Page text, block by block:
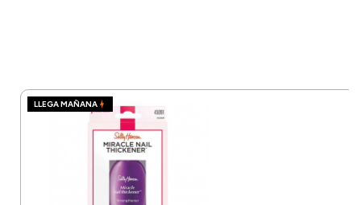
LLEGA MAÑANA